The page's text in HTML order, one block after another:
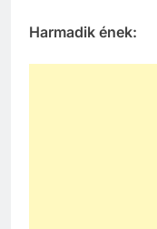
Harmadik ének: